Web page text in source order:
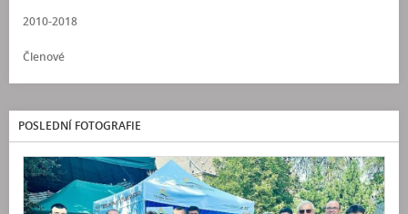
2010-2018
Členové
POSLEDNÍ FOTOGRAFIE